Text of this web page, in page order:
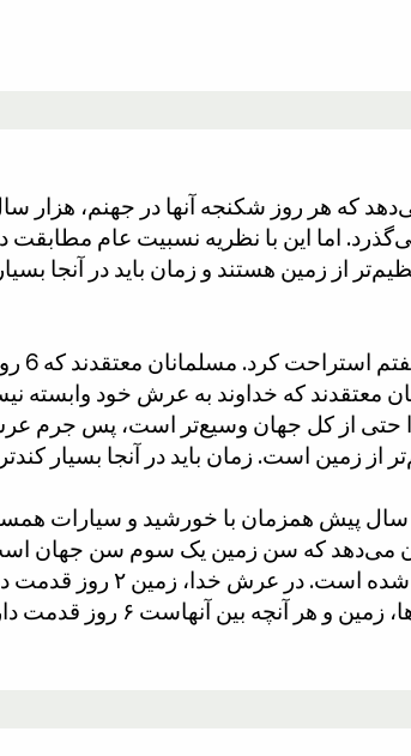
که هر روز شکنجه آنها در جهنم، هزار
​​اما این با نظریه نسبیت عام مطابقت
از زمین هستند و زمان باید در آنجا
​​مسیحیان
مسلمانان معتقدند که خداوند به عرش خود وابسته
حتی از کل جهان وسیع‌تر است، پس جرم
4.6 میلیارد سال قدمت دارد. زمین ۴.۶ میلیارد سال پیش همزمان با خورشید و
۱۳.۸ میلیارد = ۱/۳). در قرآن از عرش خدا به عنوان